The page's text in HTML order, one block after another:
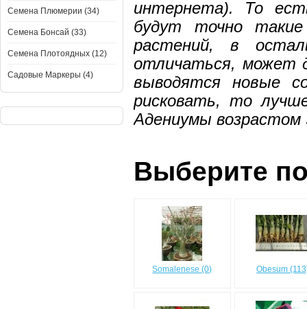
Семена Плюмерии (34)
Семена Бонсай (33)
Семена Плотоядных (12)
Садовые Маркеры (4)
интернета). То
будут точно
растений, в
отличаться, может
выводятся новые
рисковать, то
Адениумы возрастом
Выберите
Somalenese (0) Obesum